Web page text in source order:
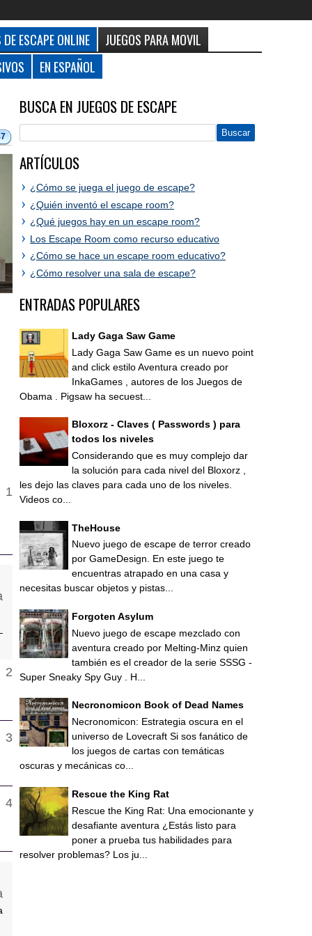
ESCAPE ONLINE
JUEGOS PARA MOVIL
EN ESPAÑOL
BUSCA EN JUEGOS DE ESCAPE
ARTÍCULOS
¿Cómo se juega el juego de escape?
¿Quién inventó el escape room?
¿Qué juegos hay en un escape room?
Los Escape Room como recurso educativo
¿Cómo se hace un escape room educativo?
¿Cómo resolver una sala de escape?
ENTRADAS POPULARES
Lady Gaga Saw Game
Lady Gaga Saw Game es un nuevo point
and click estilo Aventura creado por
InkaGames , autores de los Juegos de
Obama . Pigsaw ha secuest...
Bloxorz - Claves ( Passwords ) para
todos los niveles
Considerando que es muy complejo dar
la solución para cada nivel del Bloxorz ,
les dejo las claves para cada uno de los niveles.
Videos co...
TheHouse
Nuevo juego de escape de terror creado
por GameDesign. En este juego te
encuentras atrapado en una casa y
necesitas buscar objetos y pistas...
Forgoten Asylum
Nuevo juego de escape mezclado con
aventura creado por Melting-Minz quien
también es el creador de la serie SSSG -
Super Sneaky Spy Guy . H...
Necronomicon Book of Dead Names
Necronomicon: Estrategia oscura en el
universo de Lovecraft Si sos fanático de
los juegos de cartas con temáticas
oscuras y mecánicas co...
Rescue the King Rat
Rescue the King Rat: Una emocionante y
desafiante aventura ¿Estás listo para
poner a prueba tus habilidades para
resolver problemas? Los ju...